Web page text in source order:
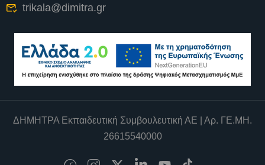
trikala@dimitra.gr
ΔΗΜΗΤΡΑ Εκπαιδευτική Συμβουλευτική ΑΕ | Αρ. ΓΕ.ΜΗ.
26615540000